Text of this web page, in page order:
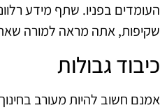
העומדים בפניו. שתף מידע
שקיפות, אתה מראה למורה
כיבוד גבולות
אמנם חשוב להיות מעורב